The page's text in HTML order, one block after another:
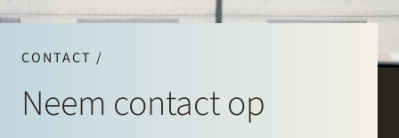
CONTACT /
Neem contact op